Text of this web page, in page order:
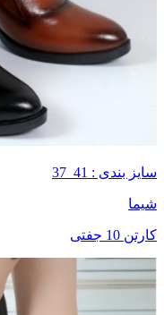
سایز بندی : 41_37
شیما
کارتن 10 جفتی